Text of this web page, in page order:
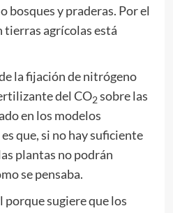
bosques y praderas. Por el
agrícolas está
la fijación de nitrógeno
del CO2sobre las
en los modelos
que, si no hay suficiente
plantas no podrán
se pensaba.
porque sugiere que los